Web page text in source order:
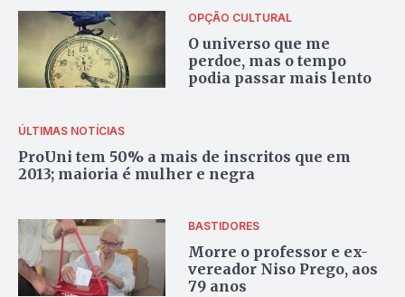
OPÇÃO CULTURAL
O universo que me
perdoe, mas o tempo
podia passar mais lento
ÚLTIMAS NOTÍCIAS
ProUni tem 50% a mais de inscritos que em
2013; maioria é mulher e negra
BASTIDORES
Morre o professor e ex-
vereador Niso Prego, aos
79 anos